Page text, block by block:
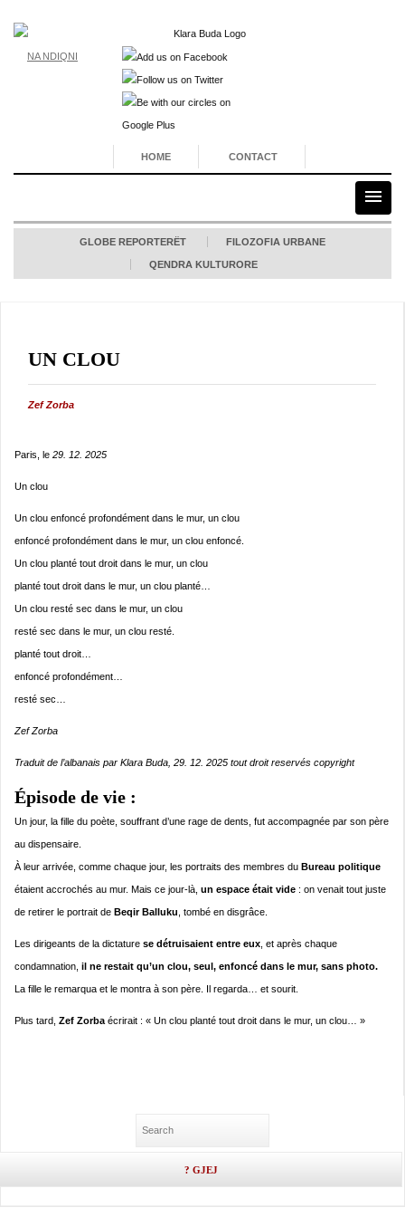
NA NDIQNI
HOME CONTACT
GLOBE REPORTERËT FILOZOFIA URBANE
QENDRA KULTURORE
UN CLOU
Zef Zorba
Paris, le 29. 12. 2025
Un clou
Un clou enfoncé profondément dans le mur, un clou
enfoncé profondément dans le mur, un clou enfoncé.
Un clou planté tout droit dans le mur, un clou
planté tout droit dans le mur, un clou planté…
Un clou resté sec dans le mur, un clou
resté sec dans le mur, un clou resté.
planté tout droit…
enfoncé profondément…
resté sec…
Zef Zorba
Traduit de l’albanais par Klara Buda, 29. 12. 2025 tout droit reservés copyright
Épisode de vie :
Un jour, la fille du poète, souffrant d’une rage de dents, fut accompagnée par son père
au dispensaire.
À leur arrivée, comme chaque jour, les portraits des membres du Bureau politique
étaient accrochés au mur. Mais ce jour-là, un espace était vide : on venait tout juste
de retirer le portrait de Beqir Balluku , tombé en disgrâce.
Les dirigeants de la dictature se détruisaient entre eux , et après chaque
condamnation, il ne restait qu’un clou, seul, enfoncé dans le mur, sans photo.
La fille le remarqua et le montra à son père. Il regarda… et sourit.
Plus tard, Zef Zorba écrirait : « Un clou planté tout droit dans le mur, un clou… »